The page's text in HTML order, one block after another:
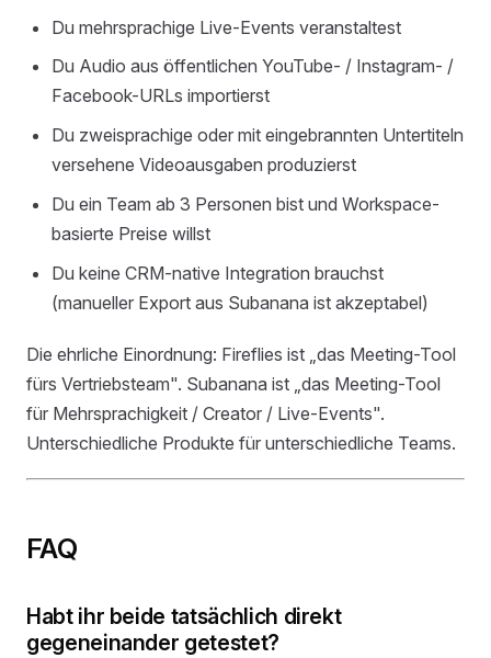
Du mehrsprachige Live-Events veranstaltest
Du Audio aus öffentlichen YouTube- / Instagram- /
Facebook-URLs importierst
Du zweisprachige oder mit eingebrannten Untertiteln
versehene Videoausgaben produzierst
Du ein Team ab 3 Personen bist und Workspace-
basierte Preise willst
Du keine CRM-native Integration brauchst
(manueller Export aus Subanana ist akzeptabel)
Die ehrliche Einordnung: Fireflies ist „das Meeting-Tool
fürs Vertriebsteam". Subanana ist „das Meeting-Tool
für Mehrsprachigkeit / Creator / Live-Events".
Unterschiedliche Produkte für unterschiedliche Teams.
FAQ
Habt ihr beide tatsächlich direkt
gegeneinander getestet?